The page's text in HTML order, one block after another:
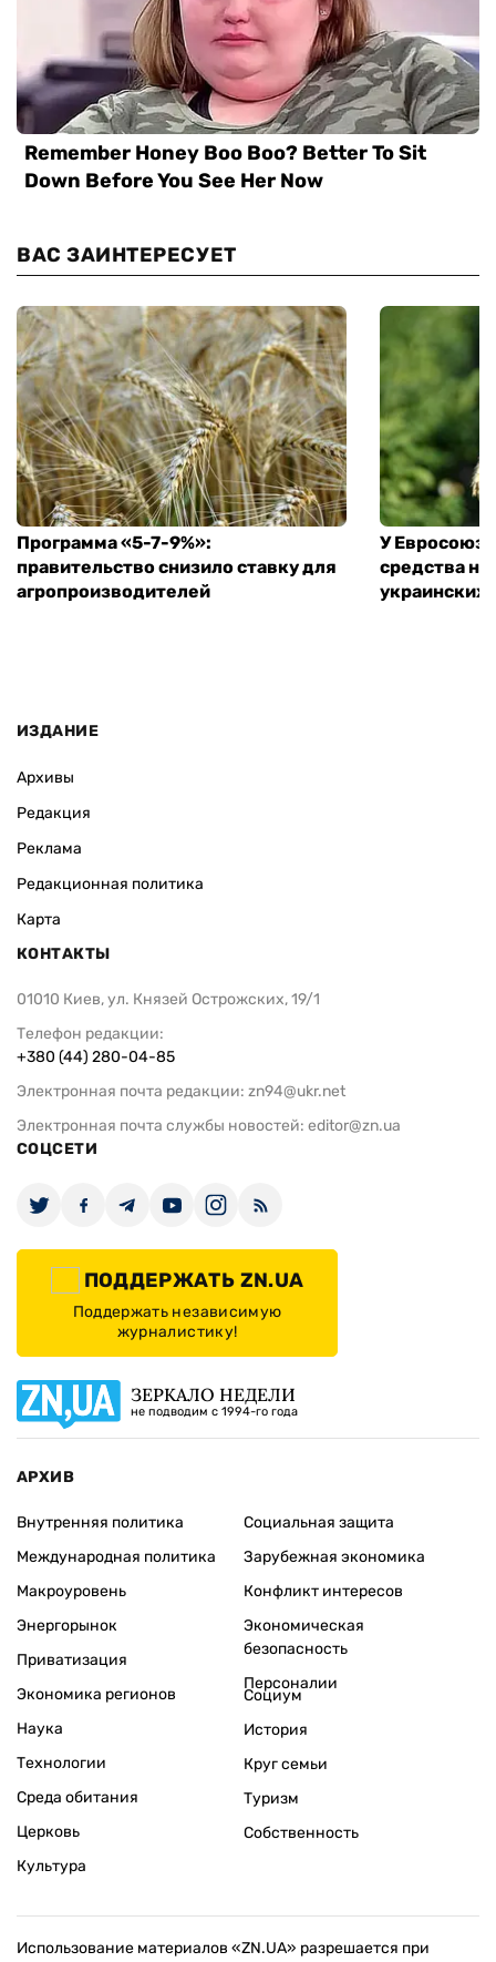
ВАС ЗАИНТЕРЕСУЕТ
Программа «5-7-9%»:
правительство снизило ставку для
агропроизводителей
У
средства
ИЗДАНИЕ
Архивы
Редакция
Реклама
Редакционная политика
Карта
КОНТАКТЫ
01010 Киев, ул. Князей Острожских, 19/1
Телефон редакции:
+380 (44) 280-04-85
Электронная почта редакции: zn94@ukr.net
Электронная почта службы новостей: editor@zn.ua
СОЦСЕТИ
ПОДДЕРЖАТЬ ZN.UA
Поддержать независимую
журналистику!
ЗЕРКАЛО НЕДЕЛИ
не подводим с 1994-го года
АРХИВ
Внутренняя политика
Международная политика
Макроуровень
Энергорынок
Приватизация
Экономика регионов
Социальная защита
Зарубежная экономика
Конфликт интересов
Экономическая
безопасность
Персоналии
Наука
Технологии
Среда обитания
Церковь
Культура
Социум
История
Круг семьи
Туризм
Собственность
Использование материалов «ZN.UA» разрешается при